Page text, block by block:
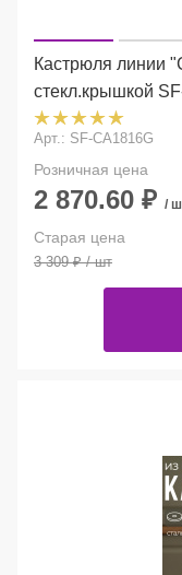
Кастрюля линии
стекл.крышкой
Арт.: SF-CA1816G
Розничная цена
2 870.60 ₽ /
Старая цена
3 309₽/ шт